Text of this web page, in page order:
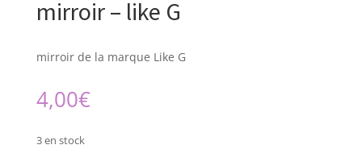
mirroir – like G
mirroir de la marque Like G
4,00€
3 en stock